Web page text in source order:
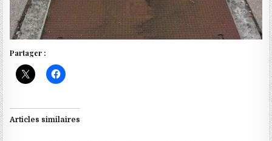
Partager :
Articles similaires